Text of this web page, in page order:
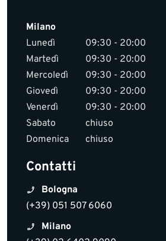
Milano
Lunedì
09:30 - 20:00
Martedì
09:30 - 20:00
Mercoledì
09:30 - 20:00
Giovedì
09:30 - 20:00
Venerdì
09:30 - 20:00
Sabato
chiuso
Domenica
chiuso
Contatti
Bologna
(+39) 051 507 6060
Milano